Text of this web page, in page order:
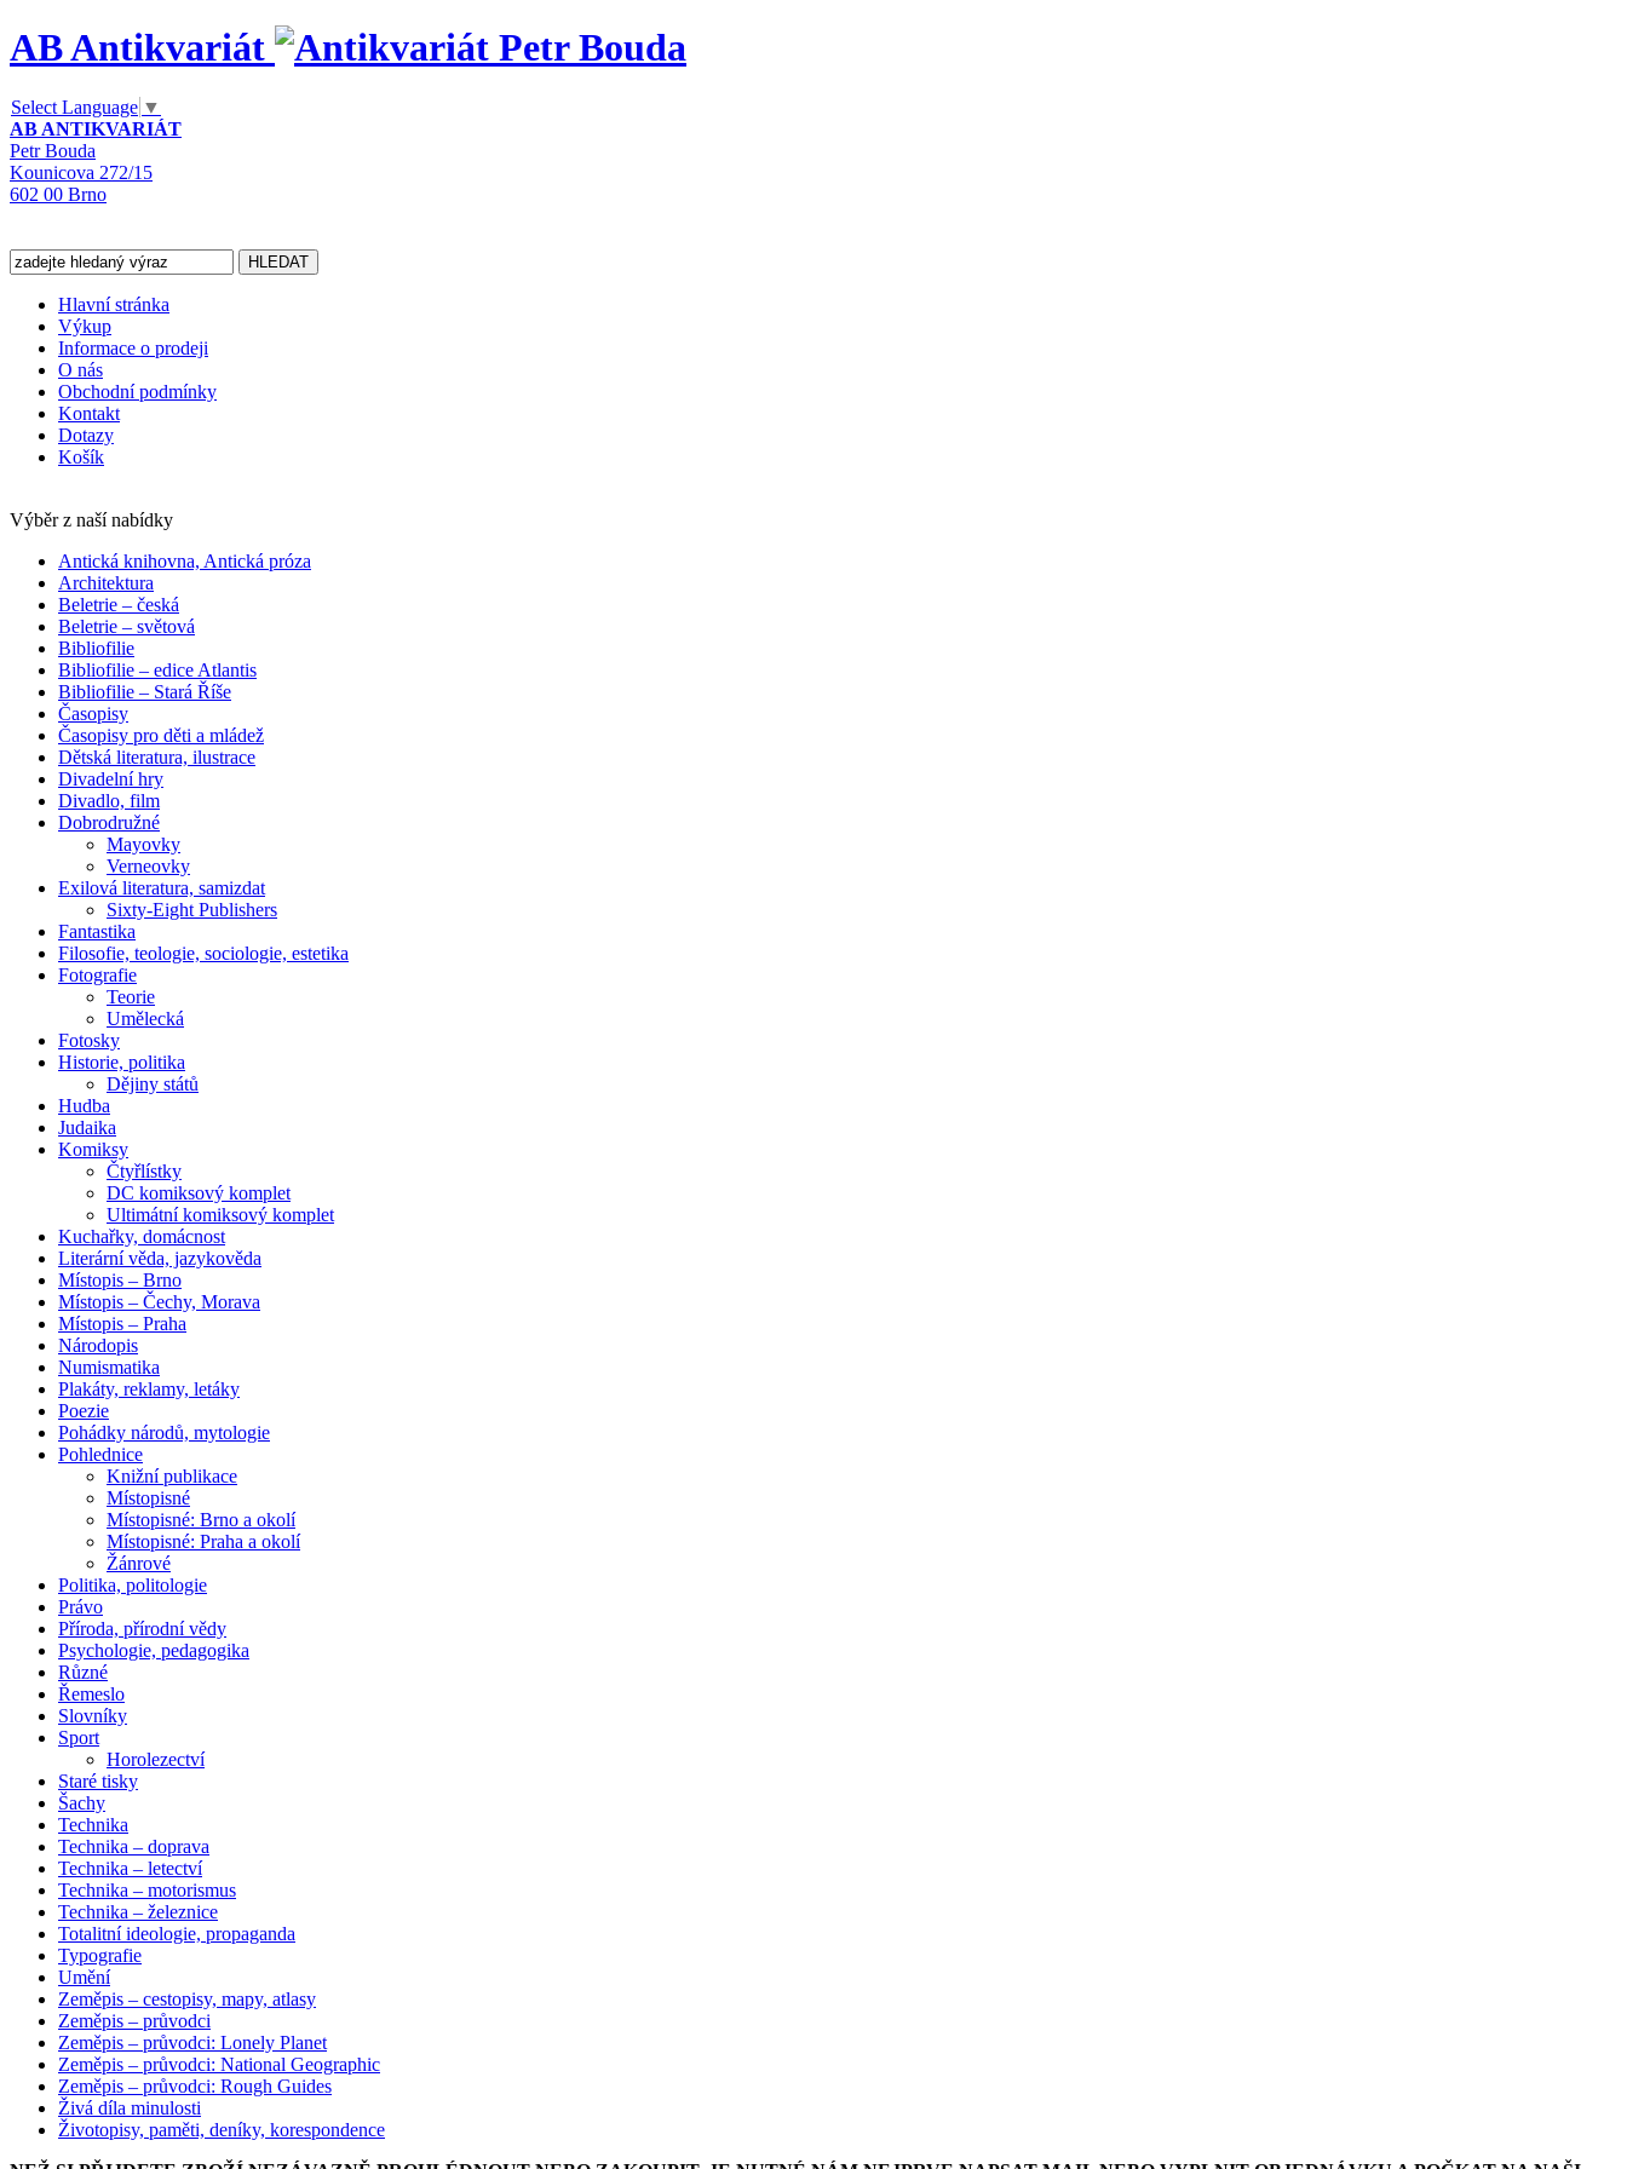
AB Antikvariát
Select Language ▼
AB ANTIKVARIÁT
Petr Bouda
Kounicova 272/15
602 00 Brno
Hlavní stránka
Výkup
Informace o prodeji
O nás
Obchodní podmínky
Kontakt
Dotazy
Košík
Výběr z naší nabídky
Antická knihovna, Antická próza
Architektura
Beletrie – česká
Beletrie – světová
Bibliofilie
Bibliofilie – edice Atlantis
Bibliofilie – Stará Říše
Časopisy
Časopisy pro děti a mládež
Dětská literatura, ilustrace
Divadelní hry
Divadlo, film
Dobrodružné
Mayovky
Verneovky
Exilová literatura, samizdat
Sixty-Eight Publishers
Fantastika
Filosofie, teologie, sociologie, estetika
Fotografie
Teorie
Umělecká
Fotosky
Historie, politika
Dějiny států
Hudba
Judaika
Komiksy
Čtyřlístky
DC komiksový komplet
Ultimátní komiksový komplet
Kuchařky, domácnost
Literární věda, jazykověda
Místopis – Brno
Místopis – Čechy, Morava
Místopis – Praha
Národopis
Numismatika
Plakáty, reklamy, letáky
Poezie
Pohádky národů, mytologie
Pohlednice
Knižní publikace
Místopisné
Místopisné: Brno a okolí
Místopisné: Praha a okolí
Žánrové
Politika, politologie
Právo
Příroda, přírodní vědy
Psychologie, pedagogika
Různé
Řemeslo
Slovníky
Sport
Horolezectví
Staré tisky
Šachy
Technika
Technika – doprava
Technika – letectví
Technika – motorismus
Technika – železnice
Totalitní ideologie, propaganda
Typografie
Umění
Zeměpis – cestopisy, mapy, atlasy
Zeměpis – průvodci
Zeměpis – průvodci: Lonely Planet
Zeměpis – průvodci: National Geographic
Zeměpis – průvodci: Rough Guides
Živá díla minulosti
Životopisy, paměti, deníky, korespondence